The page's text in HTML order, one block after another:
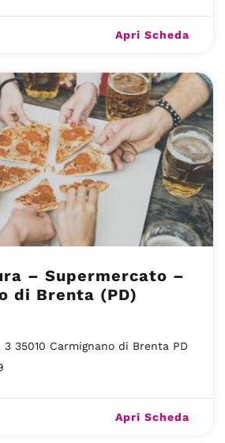
Apri Scheda
– Supermercato –
di Brenta (PD)
3 35010 Carmignano di Brenta PD
Apri Scheda